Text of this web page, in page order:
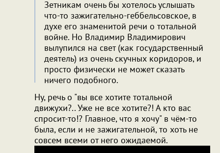
Зетникам очень бы хотелось услышать
что-то зажигательно-геббельсовское, в
духе его знаменитой речи о тотальной
войне. Но Владимир Владимирович
вылупился на свет (как государственный
деятель) из очень скучных коридоров, и
просто физически не может сказать
ничего подобного.
Ну, речь о "вы все хотите тотальной
движухи?.. Уже не все хотите?! А кто вас
спросит-то!? Главное, что я хочу" в чём-то
была, если и не зажигательной, то хоть не
совсем всеми от него ожидаемой.